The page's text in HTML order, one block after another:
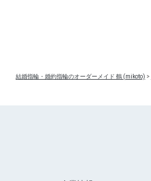
結婚指輪・婚約指輪のオーダーメイド 鶴 (mikoto) >